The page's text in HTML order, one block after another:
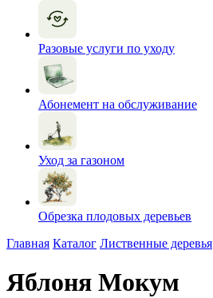
Разовые услуги по уходу
Абонемент на обслуживание
Уход за газоном
Обрезка плодовых деревьев
Главная Каталог Лиственные деревья
Яблоня Мокум